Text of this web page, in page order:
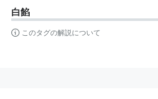
白餡
このタグの解説について